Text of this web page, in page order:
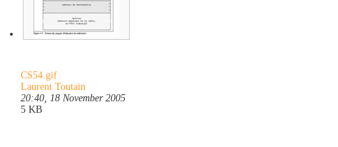
CS54.gif
Laurent Toutain
20:40, 18 November 2005
5 KB